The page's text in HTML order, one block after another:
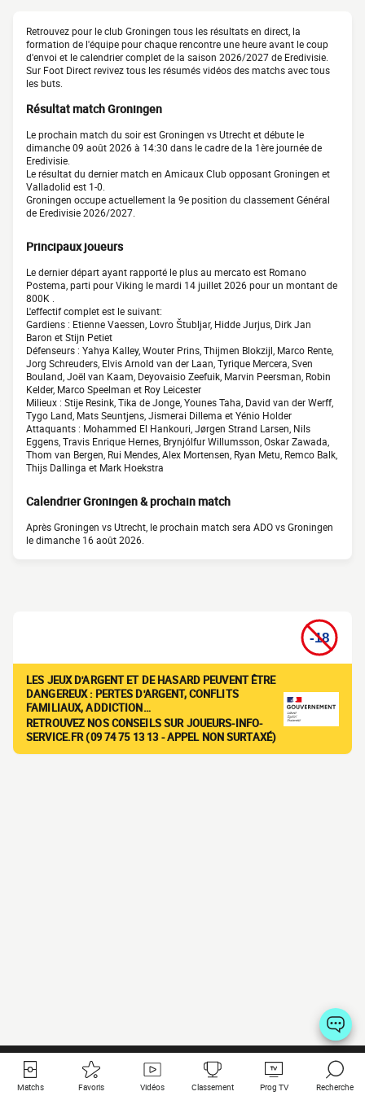
Retrouvez pour le club Groningen tous les résultats en direct, la
formation de l'équipe pour chaque rencontre une heure avant le coup
d'envoi et le calendrier complet de la saison 2026/2027 de Eredivisie.
Sur Foot Direct revivez tous les résumés vidéos des matchs avec tous
les buts.
Résultat match Groningen
Le prochain match du soir est Groningen vs Utrecht et débute le
dimanche 09 août 2026 à 14:30 dans le cadre de la 1ère journée de
Eredivisie.
Le résultat du dernier match en Amicaux Club opposant Groningen et
Valladolid est 1-0.
Groningen occupe actuellement la 9e position du classement Général
de Eredivisie 2026/2027.
Principaux joueurs
Le dernier départ ayant rapporté le plus au mercato est Romano
Postema, parti pour Viking le mardi 14 juillet 2026 pour un montant de
800K .
L'effectif complet est le suivant:
Gardiens : Etienne Vaessen, Lovro Štubljar, Hidde Jurjus, Dirk Jan
Baron et Stijn Petiet
Défenseurs : Yahya Kalley, Wouter Prins, Thijmen Blokzijl, Marco Rente,
Jorg Schreuders, Elvis Arnold van der Laan, Tyrique Mercera, Sven
Bouland, Joël van Kaam, Deyovaisio Zeefuik, Marvin Peersman, Robin
Kelder, Marco Speelman et Roy Leicester
Milieux : Stije Resink, Tika de Jonge, Younes Taha, David van der Werff,
Tygo Land, Mats Seuntjens, Jismerai Dillema et Yénio Holder
Attaquants : Mohammed El Hankouri, Jørgen Strand Larsen, Nils
Eggens, Travis Enrique Hernes, Brynjólfur Willumsson, Oskar Zawada,
Thom van Bergen, Rui Mendes, Alex Mortensen, Ryan Metu, Remco Balk,
Thijs Dallinga et Mark Hoekstra
Calendrier Groningen & prochain match
Après Groningen vs Utrecht, le prochain match sera ADO vs Groningen
le dimanche 16 août 2026.
LES JEUX D'ARGENT ET DE HASARD PEUVENT ÊTRE
DANGEREUX : PERTES D'ARGENT, CONFLITS
FAMILIAUX, ADDICTION…
RETROUVEZ NOS CONSEILS SUR JOUEURS-INFO-
SERVICE.FR (09 74 75 13 13 - APPEL NON SURTAXÉ)
Matchs Favoris Vidéos Classement Prog TV Recherche